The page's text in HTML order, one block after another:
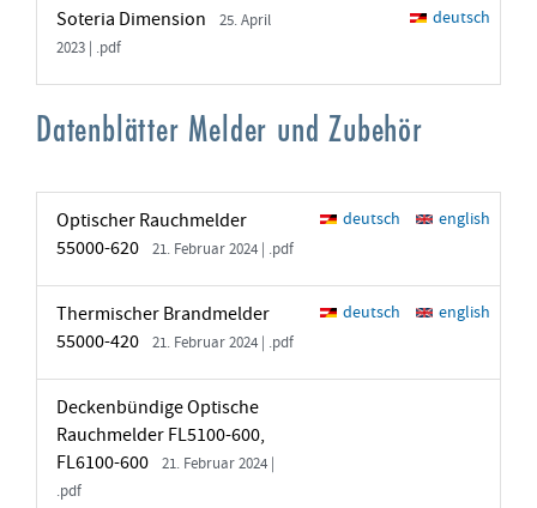
Soteria Dimension
25. April
2023 | .pdf
deutsch
Datenblätter Melder und Zubehör
Optischer Rauchmelder
55000-620
21. Februar 2024 | .pdf
deutsch english
Thermischer Brandmelder
55000-420
21. Februar 2024 | .pdf
deutsch english
Deckenbündige Optische
Rauchmelder FL5100-600,
FL6100-600
21. Februar 2024 |
.pdf